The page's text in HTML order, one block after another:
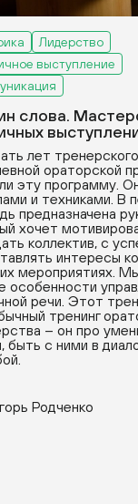
Лидерство
выступление
слова.
лет
ораторской
эту программу.
и техниками. В
предназначена
хочет
коллектив, с
интересы
мероприятиях.
особенности
речи. Этот
тренинг
– он про
быть с ними в
Родченко